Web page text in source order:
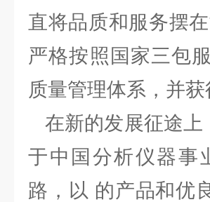
直将品质和服务摆
严格按照国家三包
质量管理体系，并获
在新的发展征途上
于中国分析仪器事
路，以 的产品和优